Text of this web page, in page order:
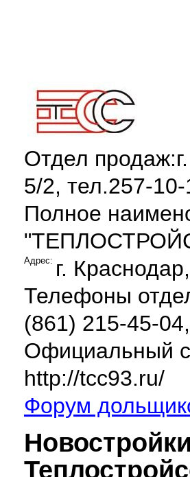
Отдел
5/2, тел.257-10-
Полное
Адрес: г.
Телефоны
(861) 215-45-
Официальный
http://tcc93.ru/
Форум